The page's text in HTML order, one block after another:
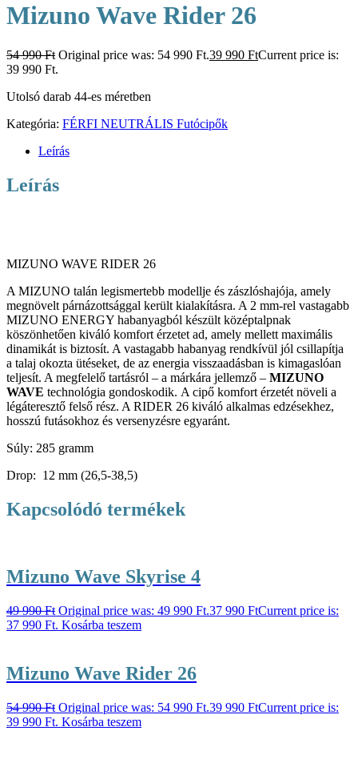
Mizuno Wave Rider 26
54 990Ft Original price was: 54 990 Ft.39 990 FtCurrent price is:
39 990 Ft.
Utolsó darab 44-es méretben
Kategória: FÉRFI NEUTRÁLIS Futócipők
Leírás
Leírás
MIZUNO WAVE RIDER 26
A MIZUNO talán legismertebb modellje és zászlóshajója, amely
megnövelt párnázottsággal került kialakításra. A 2 mm-rel vastagabb
MIZUNO ENERGY habanyagból készült középtalpnak
köszönhetően kiváló komfort érzetet ad, amely mellett maximális
dinamikát is biztosít. A vastagabb habanyag rendkívül jól csillapítja
a talaj okozta ütéseket, de az energia visszaadásban is kimagaslóan
teljesít. A megfelelő tartásról – a márkára jellemző – MIZUNO
WAVE technológia gondoskodik. A cipő komfort érzetét növeli a
légáteresztő felső rész. A RIDER 26 kiváló alkalmas edzésekhez,
hosszú futásokhoz és versenyzésre egyaránt.
Súly: 285 gramm
Drop: 12 mm (26,5-38,5)
Kapcsolódó termékek
Mizuno Wave Skyrise 4
49 990Ft Original price was: 49 990 Ft.37 990 FtCurrent price is:
37 990 Ft. Kosárba teszem
Mizuno Wave Rider 26
54 990Ft Original price was: 54 990 Ft.39 990 FtCurrent price is:
39 990 Ft. Kosárba teszem